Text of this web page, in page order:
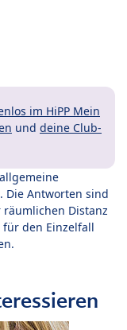
im HiPP Mein
und deine Club-
Die Antworten sind
Distanz
den Einzelfall